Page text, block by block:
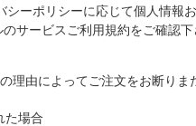
シーポリシーに応じて個人情報
サービス ご利用規約をご確認下
理由によってご注文をお断りま
た場合